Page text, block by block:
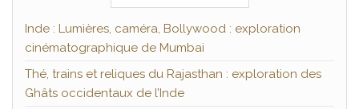
Inde : Lumières, caméra, Bollywood : exploration
cinématographique de Mumbai
Thé, trains et reliques du Rajasthan : exploration des
Ghâts occidentaux de l’Inde